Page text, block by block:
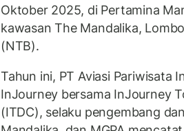
Oktober 2025, di Pertamina
kawasan The Mandalika,
(NTB).
Tahun ini, PT Aviasi Pariwisata
InJourney bersama InJourney
(ITDC), selaku pengembang